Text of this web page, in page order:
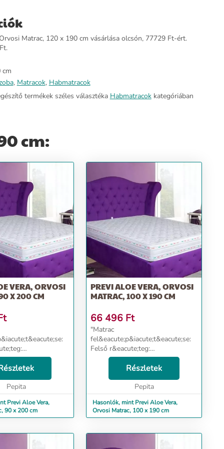
Matrac, 120 x 190 cm vásárlása olcsón, 77729 Ft-ért.
, Matracok, Habmatracok
termékek széles választéka Habmatracokkategóriában
cm:
VERA, ORVOSI
X 200 CM
hab 14 cm HD-
38 kg / mc)
Pepita
Previ Aloe Vera,
90 x 200 cm
PREVI ALOE VERA, ORVOSI
MATRAC, 100 X 190 CM
66 496 Ft
"Matrac
fel&eacute;p&iacute;t&eacute;se:
Felső r&eacute;teg:
Poliuret&aacute;n hab 14 cm HD-
Nagy Ellen&aacute;ll&oacute;
k&eacute;pess&eacute;g
(sűrűs&eacute;g 38 kg / mc)
Részletek
Pepita
Hasonlók, mint Previ Aloe Vera,
Orvosi Matrac, 100 x 190 cm